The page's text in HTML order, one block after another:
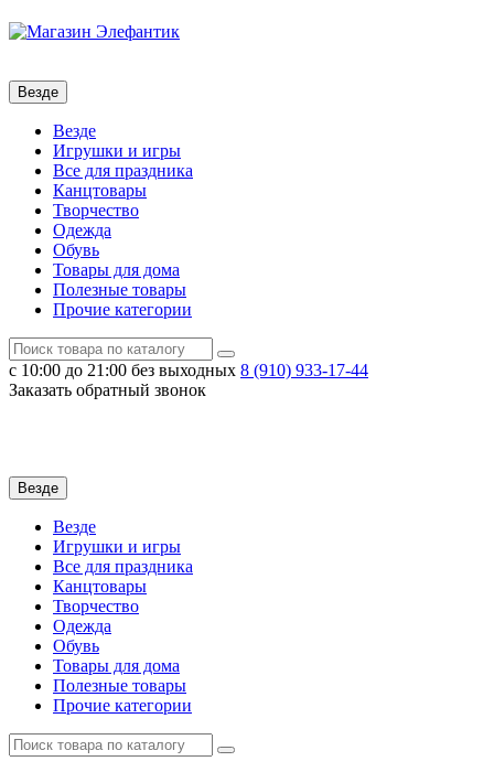
Везде
Везде
Игрушки и игры
Все для праздника
Канцтовары
Творчество
Одежда
Обувь
Товары для дома
Полезные товары
Прочие категории
с 10:00 до 21:00 без выходных 8 (910) 933-17-44
Заказать обратный звонок
Везде
Везде
Игрушки и игры
Все для праздника
Канцтовары
Творчество
Одежда
Обувь
Товары для дома
Полезные товары
Прочие категории